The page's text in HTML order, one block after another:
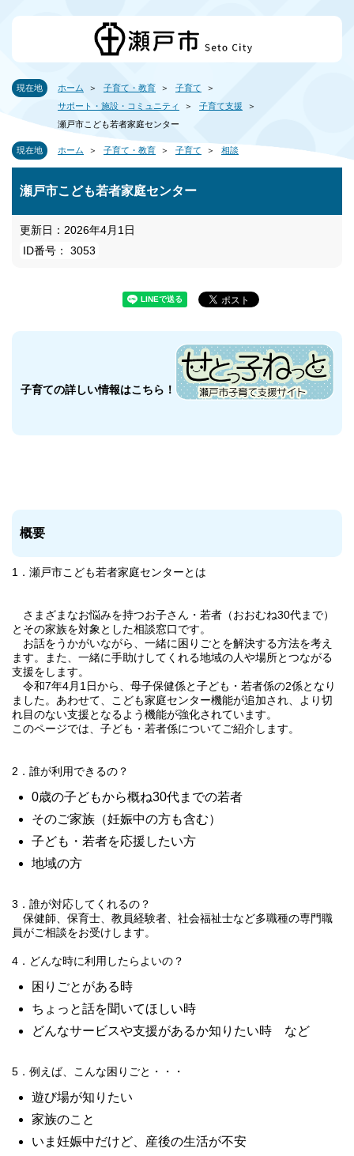
現在地 ホーム 子育て・教育
子育て
サポート・施設・コミュニティ
子育て支援
瀬戸市こども若者家庭センター
現在地 ホーム 子育て・教育 子育て 相談
瀬戸市こども若者家庭センター
更新日：2026年4月1日
ID番号： 3053
子育ての詳しい情報はこちら！
概要
1．瀬戸市こども若者家庭センターとは
さまざまなお悩みを持つお子さん・若者（おおむね30代まで）
とその家族を対象とした相談窓口です。
お話をうかがいながら、一緒に困りごとを解決する方法を考え
ます。また、一緒に手助けしてくれる地域の人や場所とつながる
支援をします。
令和7年4月1日から、母子保健係と子ども・若者係の2係となり
ました。あわせて、こども家庭センター機能が追加され、より切
れ目のない支援となるよう機能が強化されています。
このページでは、子ども・若者係についてご紹介します。
2．誰が利用できるの？
0歳の子どもから概ね30代までの若者
そのご家族（妊娠中の方も含む）
子ども・若者を応援したい方
地域の方
3．誰が対応してくれるの？
保健師、保育士、教員経験者、社会福祉士など多職種の専門職
員がご相談をお受けします。
4．どんな時に利用したらよいの？
困りごとがある時
ちょっと話を聞いてほしい時
どんなサービスや支援があるか知りたい時 など
5．例えば、こんな困りごと・・・
遊び場が知りたい
家族のこと
いま妊娠中だけど、産後の生活が不安